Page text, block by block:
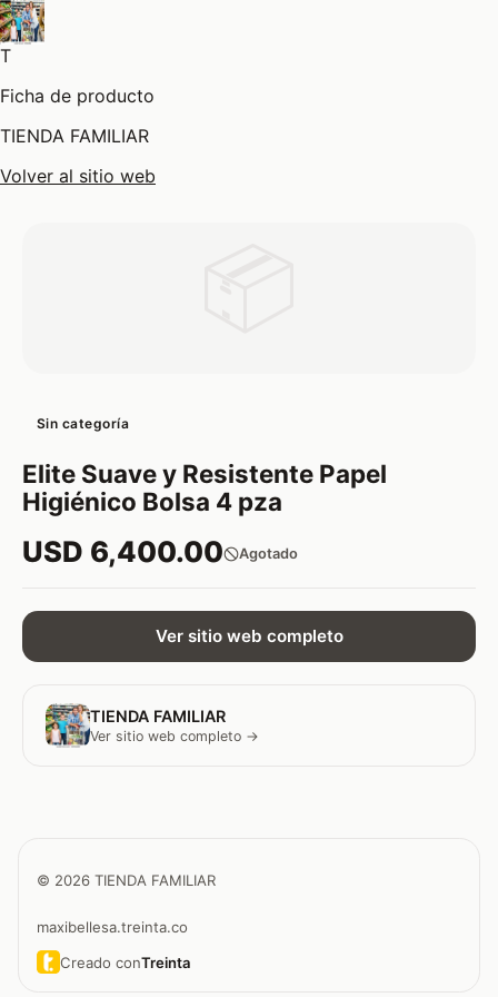
T
Ficha de producto
TIENDA FAMILIAR
Volver al sitio web
Sin categoría
Elite Suave y Resistente Papel
Higiénico Bolsa 4 pza
USD 6,400.00 Agotado
Ver sitio web completo
TIENDA FAMILIAR
Ver sitio web completo →
© 2026 TIENDA FAMILIAR
maxibellesa.treinta.co
Creado conTreinta